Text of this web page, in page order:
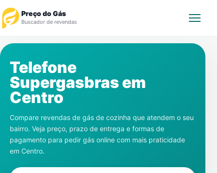
Preço do Gás
Buscador de revendas
Revendedor
Notícias
Cadastre-se
Gás
Telefone
Supergasbras em
Centro
Compare revendas de gás de cozinha que atendem o seu
bairro. Veja preço, prazo de entrega e formas de
pagamento para pedir gás online com mais praticidade
em Centro.